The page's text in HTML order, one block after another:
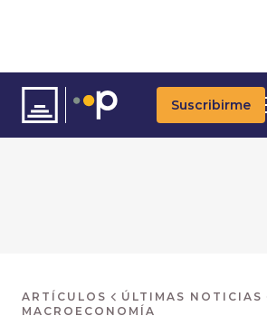
Suscribirme
ARTÍCULOS
ÚLTIMAS NOTICIAS
MACROECONOMÍA